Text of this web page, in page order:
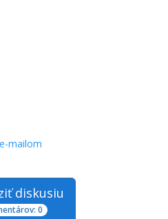
mailom
diskusiu
0